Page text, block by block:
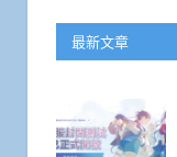
最新文章